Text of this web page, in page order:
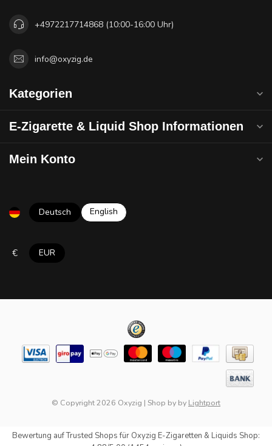
+4972217714868 (10:00-16:00 Uhr)
info@oxyzig.de
Kategorien
E-Zigarette & Liquid Shop Informationen
Mein Konto
Deutsch English
€ EUR
© Copyright 2026 Oxyzig | Shop by by Lightport
Bewertung aufTrusted Shopsfür Oxyzig E-Zigaretten & Liquids Shop: